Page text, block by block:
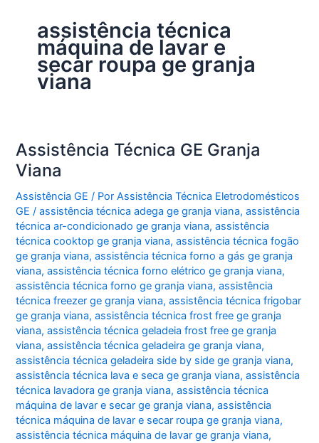
assistência técnica
máquina de lavar e
secar roupa ge granja
viana
Assistência Técnica GE Granja
Viana
Assistência GE / PorAssistência Técnica Eletrodomésticos
GE/assistência técnica adega ge granja viana,assistência
técnica ar-condicionado ge granja viana,assistência
técnica cooktop ge granja viana,assistência técnica fogão
ge granja viana,assistência técnica forno a gás ge granja
viana,assistência técnica forno elétrico ge granja viana,
assistência técnica forno ge granja viana,assistência
técnica freezer ge granja viana,assistência técnica frigobar
ge granja viana,assistência técnica frost free ge granja
viana,assistência técnica geladeia frost free ge granja
viana,assistência técnica geladeira ge granja viana,
assistência técnica geladeira side by side ge granja viana,
assistência técnica lava e seca ge granja viana,assistência
técnica lavadora ge granja viana,assistência técnica
máquina de lavar e secar ge granja viana,assistência
técnica máquina de lavar e secar roupa ge granja viana,
assistência técnica máquina de lavar ge granja viana,